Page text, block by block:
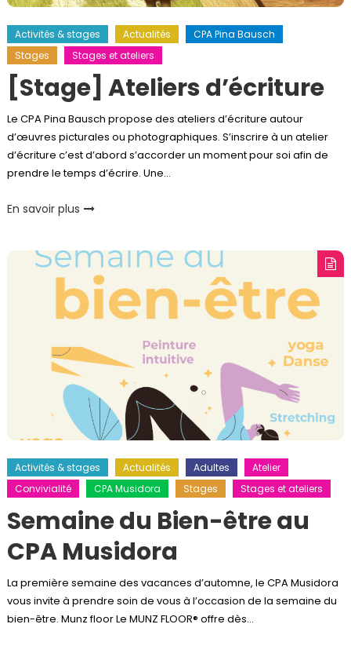
Activités & stages Actualités
CPA Pina Bausch
Stages
Stages et ateliers
[Stage] Ateliers d’écriture
Le CPA Pina Bausch propose des ateliers d’écriture autour
d’œuvres picturales ou photographiques. S’inscrire à un atelier
d’écriture c’est d’abord s’accorder un moment pour soi afin de
prendre le temps d’écrire. Une…
En savoir plus
Activités & stages Actualités Adultes
Atelier
Convivialité
CPA Musidora Stages Stages et ateliers
Semaine du Bien-être au
CPA Musidora
La première semaine des vacances d’automne, le CPA Musidora
vous invite à prendre soin de vous à l’occasion de la semaine du
bien-être. Munz floor Le MUNZ FLOOR® offre dès…